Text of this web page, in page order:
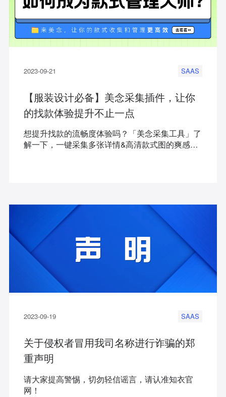
2023-09-21 SAAS
【服装设计必备】美念采集插件，让你
的找款体验提升不止一点
想提升找款的流畅度体验吗？「美念采集工具」了
解一下，一键采集多张详情&高清款式图的爽感，
2023-09-19 SAAS
关于侵权者冒用我司名称进行诈骗的郑
重声明
请大家提高警惕，切勿轻信谣言，请认准知衣官
网！